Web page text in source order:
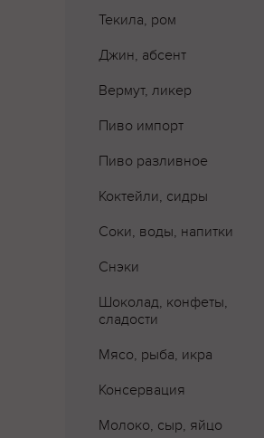
Текила, ром
Джин, абсент
Вермут, ликер
Пиво импорт
Пиво разливное
Коктейли, сидры
Соки, воды, напитки
Снэки
Шоколад, конфеты,
сладости
Мясо, рыба, икра
Консервация
Молоко, сыр, яйцо